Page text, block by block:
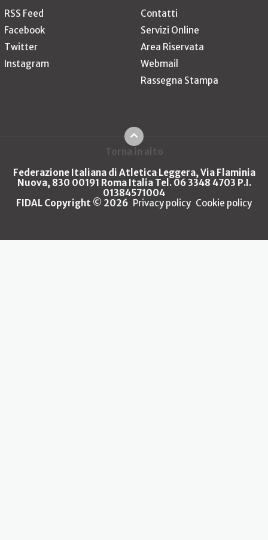
RSS Feed
Facebook
Twitter
Instagram
Contatti
Servizi Online
Area Riservata
Webmail
Rassegna Stampa
Torna in alto
Federazione Italiana di Atletica Leggera, Via Flaminia
Nuova, 830 00191 Roma Italia Tel. 06 3348 4703 P.I.
01384571004
FIDAL Copyright © 2026 Privacy policy Cookie policy